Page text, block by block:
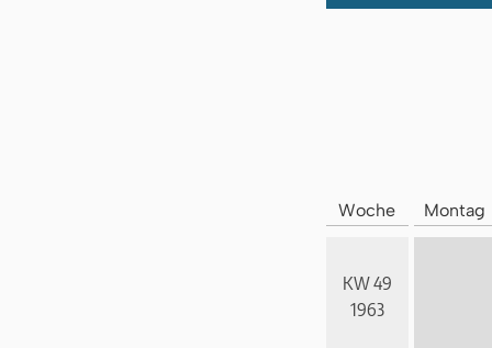
Woche Montag
KW 49
1963